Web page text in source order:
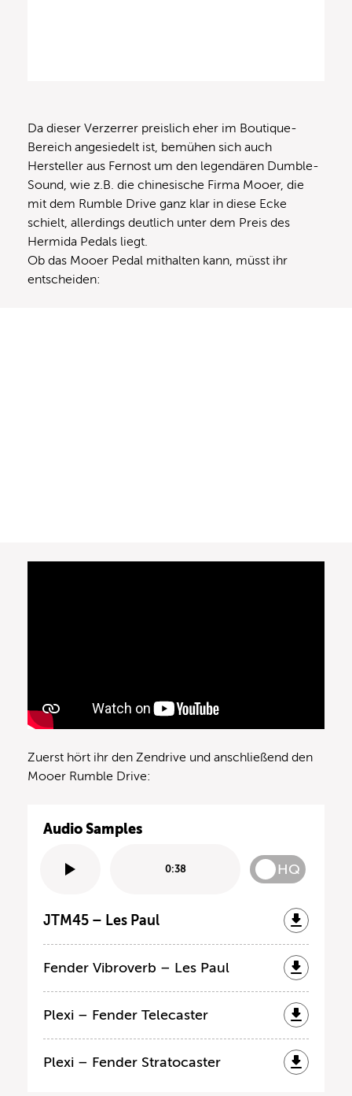
Da dieser Verzerrer preislich eher im Boutique-
Bereich angesiedelt ist, bemühen sich auch
Hersteller aus Fernost um den legendären Dumble-
Sound, wie z.B. die chinesische Firma Mooer, die
mit dem Rumble Drive ganz klar in diese Ecke
schielt, allerdings deutlich unter dem Preis des
Hermida Pedals liegt.
Ob das Mooer Pedal mithalten kann, müsst ihr
entscheiden:
Zuerst hört ihr den Zendrive und anschließend den
Mooer Rumble Drive:
Audio Samples
0:38 HQ
JTM45 – Les Paul
Fender Vibroverb – Les Paul
Plexi – Fender Telecaster
Plexi – Fender Stratocaster